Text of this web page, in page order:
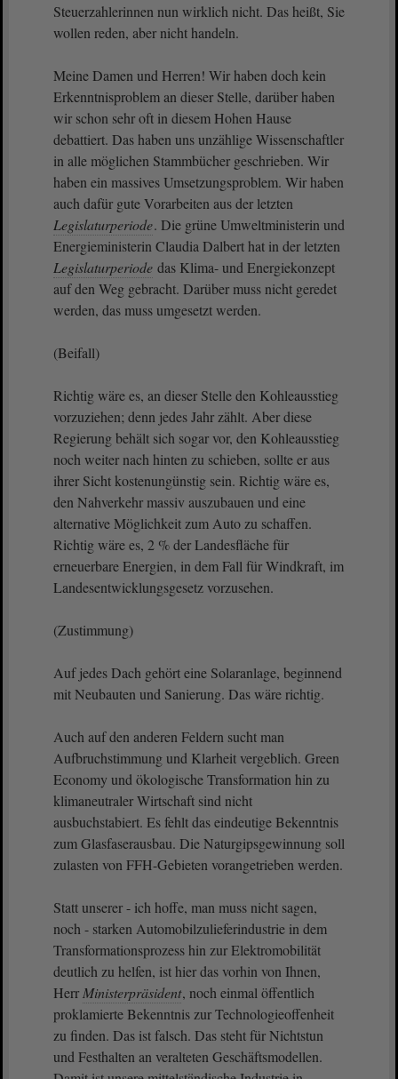
Steuerzahlerinnen nun wirklich nicht. Das heißt, Sie
wollen reden, aber nicht handeln.
Meine Damen und Herren! Wir haben doch kein
Erkenntnisproblem an dieser Stelle, darüber haben
wir schon sehr oft in diesem Hohen Hause
debattiert. Das haben uns unzählige Wissenschaftler
in alle möglichen Stammbücher geschrieben. Wir
haben ein massives Umsetzungsproblem. Wir haben
auch dafür gute Vorarbeiten aus der letzten
Legislaturperiode. Die grüne Umweltministerin und
Energieministerin Claudia Dalbert hat in der letzten
Legislaturperiode das Klima- und Energiekonzept
auf den Weg gebracht. Darüber muss nicht geredet
werden, das muss umgesetzt werden.
(Beifall)
Richtig wäre es, an dieser Stelle den Kohleausstieg
vorzuziehen; denn jedes Jahr zählt. Aber diese
Regierung behält sich sogar vor, den Kohleausstieg
noch weiter nach hinten zu schieben, sollte er aus
ihrer Sicht kostenungünstig sein. Richtig wäre es,
den Nahverkehr massiv auszubauen und eine
alternative Möglichkeit zum Auto zu schaffen.
Richtig wäre es, 2 % der Landesfläche für
erneuerbare Energien, in dem Fall für Windkraft, im
Landesentwicklungsgesetz vorzusehen.
(Zustimmung)
Auf jedes Dach gehört eine Solaranlage, beginnend
mit Neubauten und Sanierung. Das wäre richtig.
Auch auf den anderen Feldern sucht man
Aufbruchstimmung und Klarheit vergeblich. Green
Economy und ökologische Transformation hin zu
klimaneutraler Wirtschaft sind nicht
ausbuchstabiert. Es fehlt das eindeutige Bekenntnis
zum Glasfaserausbau. Die Naturgipsgewinnung soll
zulasten von FFH-Gebieten vorangetrieben werden.
Statt unserer - ich hoffe, man muss nicht sagen,
noch - starken Automobilzulieferindustrie in dem
Transformationsprozess hin zur Elektromobilität
deutlich zu helfen, ist hier das vorhin von Ihnen,
Herr Ministerpräsident, noch einmal öffentlich
proklamierte Bekenntnis zur Technologieoffenheit
zu finden. Das ist falsch. Das steht für Nichtstun
und Festhalten an veralteten Geschäftsmodellen.